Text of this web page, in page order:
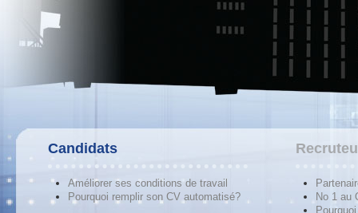
Candidats
Améliorer ses conditions de travail
Pourquoi remplir son CV automatisé?
No 1 au